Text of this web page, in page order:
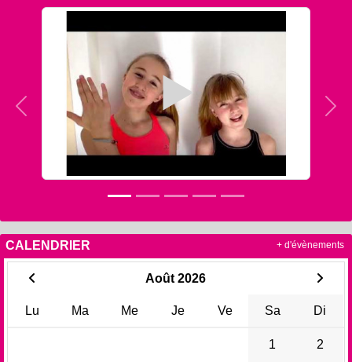
Précedent
CALENDRIER
Août 2026
Lu Ma Me Je Ve Sa Di
1 2
+ d'évènements